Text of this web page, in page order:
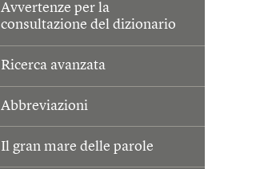
Avvertenze per la
consultazione del dizionario
Ricerca avanzata
Abbreviazioni
Il gran mare delle parole